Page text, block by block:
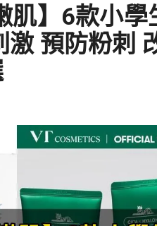
肌】6款小學
預防粉刺